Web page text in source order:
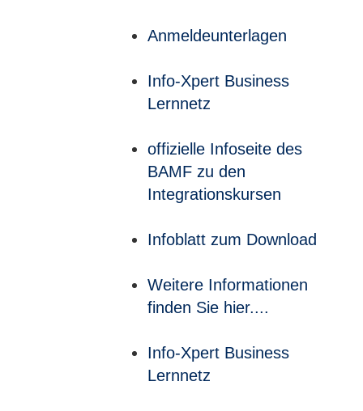
Anmeldeunterlagen
Info-Xpert Business
Lernnetz
offizielle Infoseite des
BAMF zu den
Integrationskursen
Infoblatt zum Download
Weitere Informationen
finden Sie hier....
Info-Xpert Business
Lernnetz